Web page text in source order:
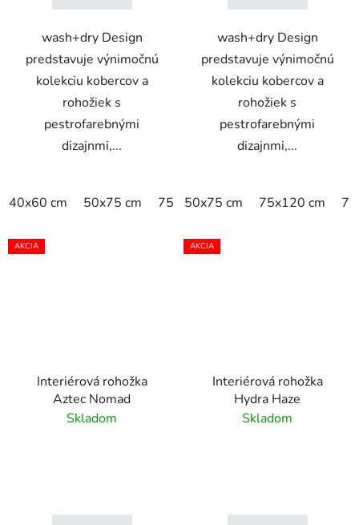
wash+dry Design
predstavuje výnimočnú
kolekciu kobercov a
rohožiek s
pestrofarebnými
dizajnmi,...
40x60 cm 50x75 cm 75x120 cm 75x190 cm
wash+dry Design
predstavuje výnimočnú
kolekciu kobercov a
rohožiek s
pestrofarebnými
dizajnmi,...
50x75 cm 75x120 cm
AKCIA
Interiérová rohožka
Aztec Nomad
Skladom
AKCIA
Interiérová rohožka
Hydra Haze
Skladom